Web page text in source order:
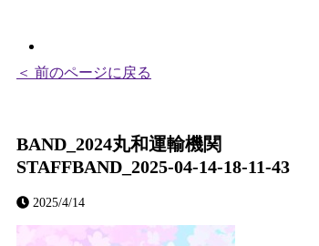
＜ 前のページに戻る
BAND_2024丸和運輸機関
STAFFBAND_2025-04-14-18-11-43
2025/4/14